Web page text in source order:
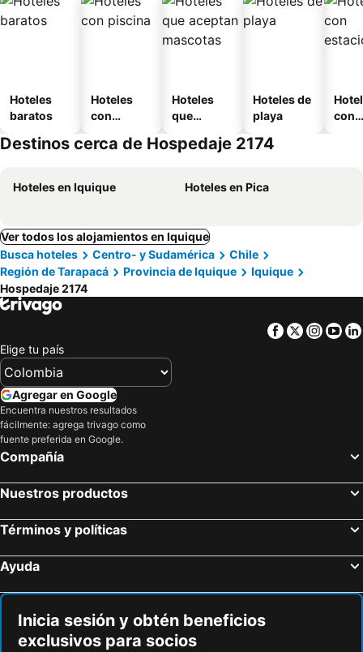
Hoteles
baratos
Hoteles
con
Hoteles
que
mascotas
Hoteles de
playa
con
Destinos cerca de Hospedaje 2174
Hoteles en Iquique Hoteles en Pica
Ver todos los alojamientos en Iquique
Busca hoteles
Centro- y Sudamérica
Chile
Región de Tarapacá
Provincia de Iquique
Iquique
Hospedaje 2174
Facebook
Twitter
Elige tu país
Agregar en Google
Encuentra nuestros resultados
fácilmente: agrega trivago como
fuente preferida en Google.
Compañía
Nuestros productos
Términos y políticas
Ayuda
Inicia sesión y obtén beneficios
exclusivos para socios